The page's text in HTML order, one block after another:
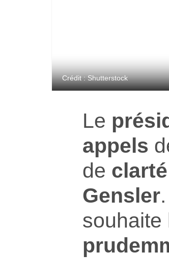
Crédit : Shutterstock
Le
appels
de clarté
Gensler
souhaite